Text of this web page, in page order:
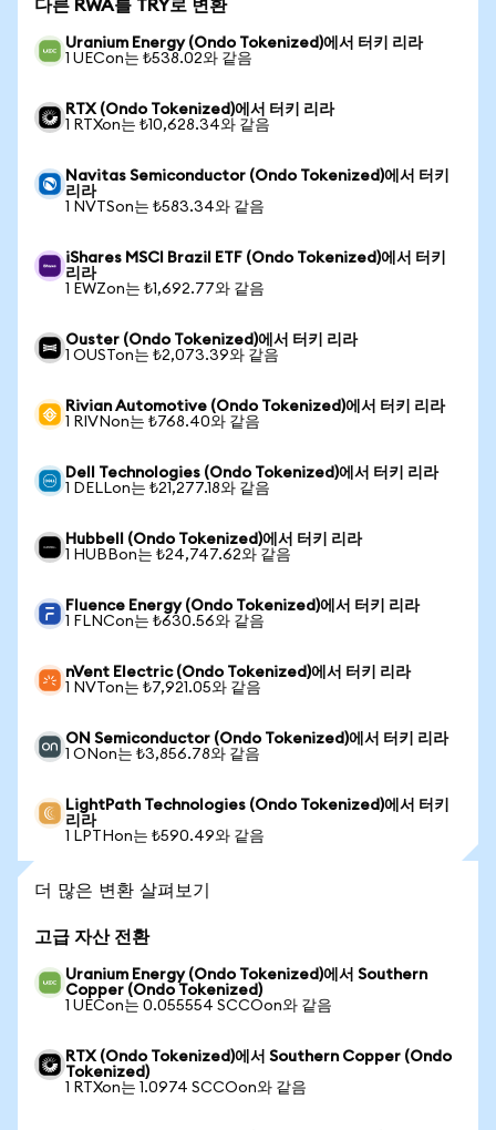
다른 RWA를 TRY로 변환
Uranium Energy (Ondo Tokenized)에서 터키 리라
1 UECon는 ₺538.02와 같음
RTX (Ondo Tokenized)에서 터키 리라
1 RTXon는 ₺10,628.34와 같음
Navitas Semiconductor (Ondo Tokenized)에서 터키
리라
1 NVTSon는 ₺583.34와 같음
iShares MSCI Brazil ETF (Ondo Tokenized)에서 터키
리라
1 EWZon는 ₺1,692.77와 같음
Ouster (Ondo Tokenized)에서 터키 리라
1 OUSTon는 ₺2,073.39와 같음
Rivian Automotive (Ondo Tokenized)에서 터키 리라
1 RIVNon는 ₺768.40와 같음
Dell Technologies (Ondo Tokenized)에서 터키 리라
1 DELLon는 ₺21,277.18와 같음
Hubbell (Ondo Tokenized)에서 터키 리라
1 HUBBon는 ₺24,747.62와 같음
Fluence Energy (Ondo Tokenized)에서 터키 리라
1 FLNCon는 ₺630.56와 같음
nVent Electric (Ondo Tokenized)에서 터키 리라
1 NVTon는 ₺7,921.05와 같음
ON Semiconductor (Ondo Tokenized)에서 터키 리라
1 ONon는 ₺3,856.78와 같음
LightPath Technologies (Ondo Tokenized)에서 터키
리라
1 LPTHon는 ₺590.49와 같음
더 많은 변환 살펴보기
고급 자산 전환
Uranium Energy (Ondo Tokenized)에서 Southern
Copper (Ondo Tokenized)
1 UECon는 0.055554 SCCOon와 같음
RTX (Ondo Tokenized)에서 Southern Copper (Ondo
Tokenized)
1 RTXon는 1.0974 SCCOon와 같음